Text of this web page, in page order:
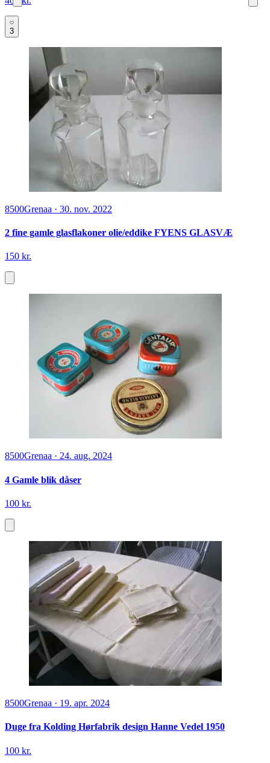
3
8500Grenaa · 30. nov. 2022
2 fine gamle glasflakoner olie/eddike FYENS GLASVÆ
150 kr.
8500Grenaa · 24. aug. 2024
4 Gamle blik dåser
100 kr.
8500Grenaa · 19. apr. 2024
Duge fra Kolding Hørfabrik design Hanne Vedel 1950
100 kr.